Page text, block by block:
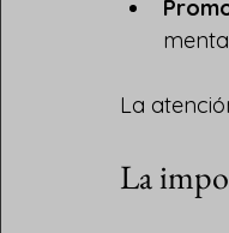
La
La